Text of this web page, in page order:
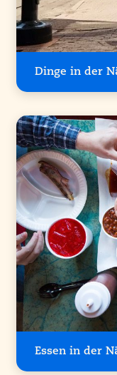
Dinge in der
Essen in der